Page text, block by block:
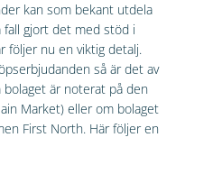
kan som bekant utdela
fall gjort det med stöd i
följer nu en viktig detalj.
så är det av
är noterat på den
Market) eller om bolaget
First North. Här följer en